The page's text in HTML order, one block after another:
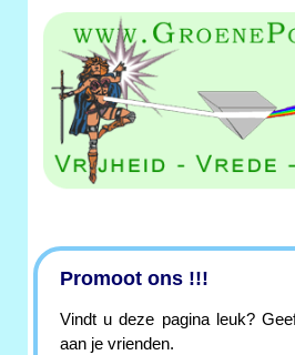
Promoot ons !!!
Vindt u deze pagina leuk?
aan je vrienden.